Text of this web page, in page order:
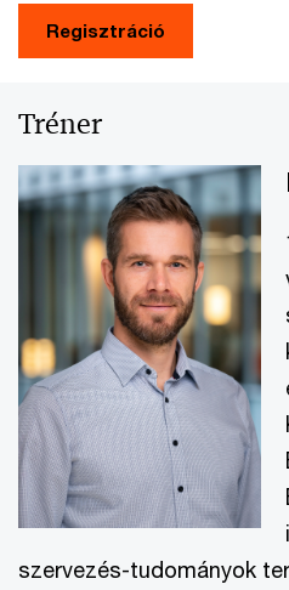
Regisztráció
Tréner
szervezés-tudományok